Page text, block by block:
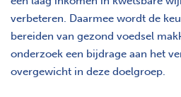
verbeteren. Daarmee wordt de
bereiden van gezond voedsel
onderzoek een bijdrage aan het
overgewicht in deze doelgroep.